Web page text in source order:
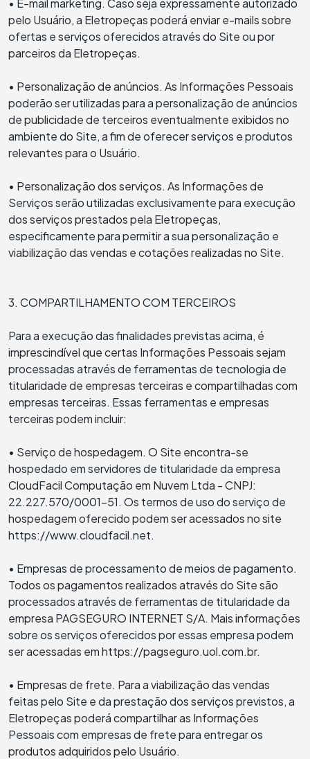
• E-mail marketing. Caso seja expressamente autorizado
pelo Usuário, a Eletropeças poderá enviar e-mails sobre
ofertas e serviços oferecidos através do Site ou por
parceiros da Eletropeças.
• Personalização de anúncios. As Informações Pessoais
poderão ser utilizadas para a personalização de anúncios
de publicidade de terceiros eventualmente exibidos no
ambiente do Site, a fim de oferecer serviços e produtos
relevantes para o Usuário.
• Personalização dos serviços. As Informações de
Serviços serão utilizadas exclusivamente para execução
dos serviços prestados pela Eletropeças,
especificamente para permitir a sua personalização e
viabilização das vendas e cotações realizadas no Site.
3. COMPARTILHAMENTO COM TERCEIROS
Para a execução das finalidades previstas acima, é
imprescindível que certas Informações Pessoais sejam
processadas através de ferramentas de tecnologia de
titularidade de empresas terceiras e compartilhadas com
empresas terceiras. Essas ferramentas e empresas
terceiras podem incluir:
• Serviço de hospedagem. O Site encontra-se
hospedado em servidores de titularidade da empresa
CloudFacil Computação em Nuvem Ltda - CNPJ:
22.227.570/0001-51. Os termos de uso do serviço de
hospedagem oferecido podem ser acessados no site
https://www.cloudfacil.net.
• Empresas de processamento de meios de pagamento.
Todos os pagamentos realizados através do Site são
processados através de ferramentas de titularidade da
empresa PAGSEGURO INTERNET S/A. Mais informações
sobre os serviços oferecidos por essas empresa podem
ser acessadas em https://pagseguro.uol.com.br.
• Empresas de frete. Para a viabilização das vendas
feitas pelo Site e da prestação dos serviços previstos, a
Eletropeças poderá compartilhar as Informações
Pessoais com empresas de frete para entregar os
produtos adquiridos pelo Usuário.